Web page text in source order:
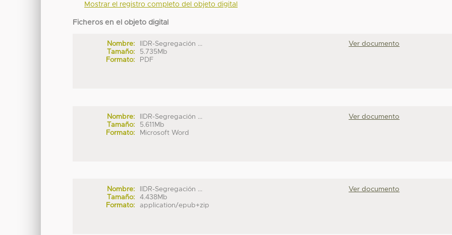
Mostrar el registro completo del objeto digital
Ficheros en el objeto digital
Nombre:
IIDR-Segregación ...
Tamaño:
5.735Mb
Formato:
PDF
Ver documento
Nombre:
IIDR-Segregación ...
Tamaño:
5.611Mb
Formato:
Microsoft Word
Ver documento
Nombre:
IIDR-Segregación ...
Tamaño:
4.438Mb
Formato:
application/epub+zip
Ver documento